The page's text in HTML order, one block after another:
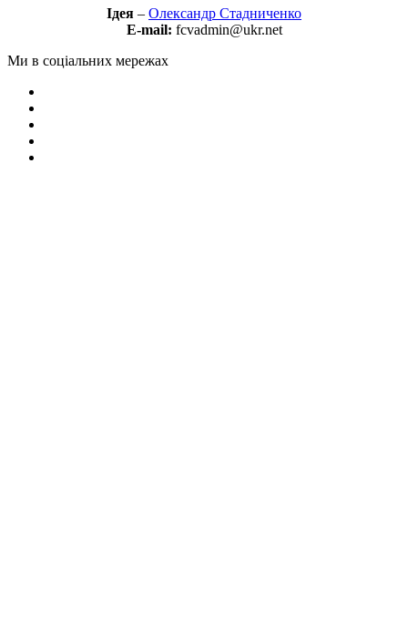
Ідея – Олександр Стадниченко
E-mail: fcvadmin@ukr.net
Ми в соціальних мережах